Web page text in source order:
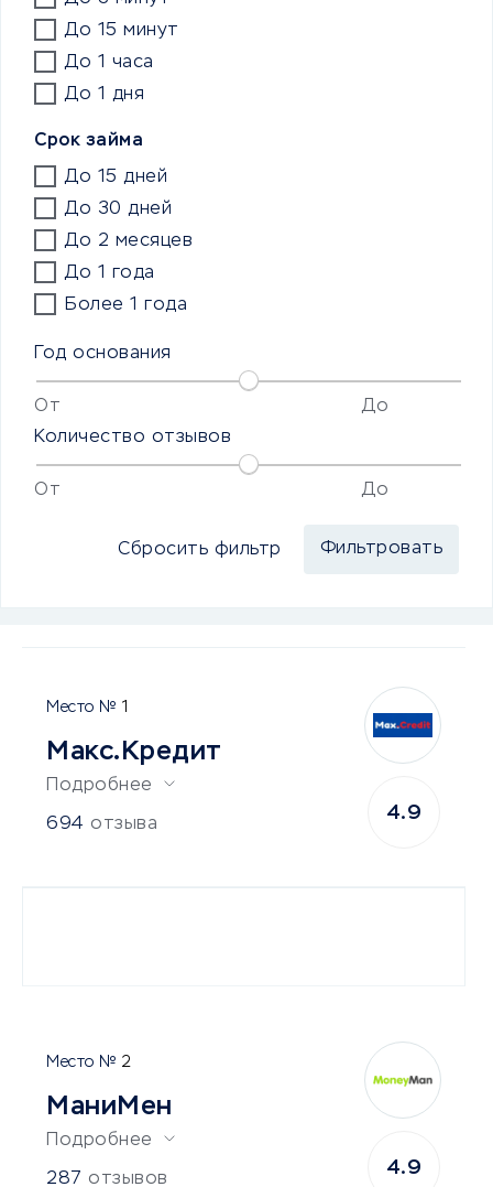
До 15 минут
До 1 часа
До 1 дня
Срок займа
До 15 дней
До 30 дней
До 2 месяцев
До 1 года
Более 1 года
Год основания
От
До
Количество отзывов
От До
Сбросить фильтр
1
Макс.Кредит
Подробнее
694 отзыва
4.9
2
МаниМен
Подробнее
287 отзывов
4.9